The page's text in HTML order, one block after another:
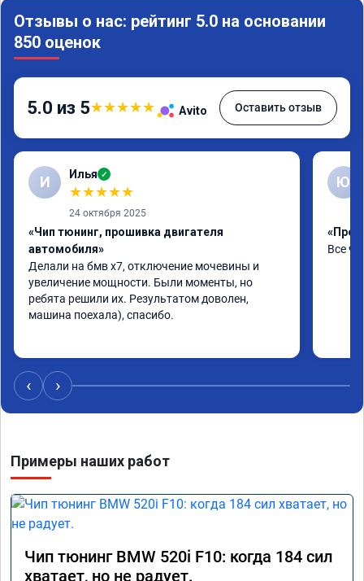
Отзывы о нас: рейтинг 5.0 на основании
850 оценок
5.0 из 5★★★★★ Avito Оставить отзыв
И Илья ✓
★★★★★
24 октября 2025
«Чип тюнинг, прошивка двигателя
автомобиля»
Делали на бмв х7, отключение мочевины и
увеличение мощности. Были моменты, но
ребята решили их. Результатом доволен,
машина поехала), спасибо.
Ю
Все
‹ ›
Примеры наших работ
Чип тюнинг BMW 520i F10: когда 184 сил
хватает, но не радует.